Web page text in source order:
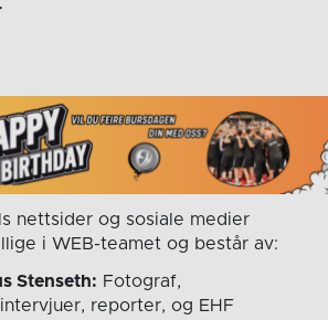
nettsider og sosiale medier
i WEB-teamet og består av:
Stenseth: Fotograf,
reporter, og EHF